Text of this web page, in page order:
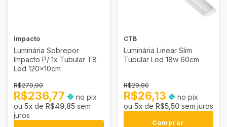
Impacto
Luminária Sobrepor
Impacto P/ 1x Tubular T8
Led 120x10cm
R$270,90
R$236,77
no pix
5x de R$49,85 sem
juros
CTB
Luminária Linear Slim
Tubular Led 18w 60cm
R$29,90
R$26,13
no pix
5x de R$5,50 sem juros
Comprar